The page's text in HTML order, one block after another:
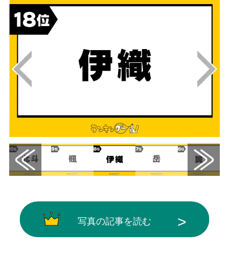
写真の記事を読む